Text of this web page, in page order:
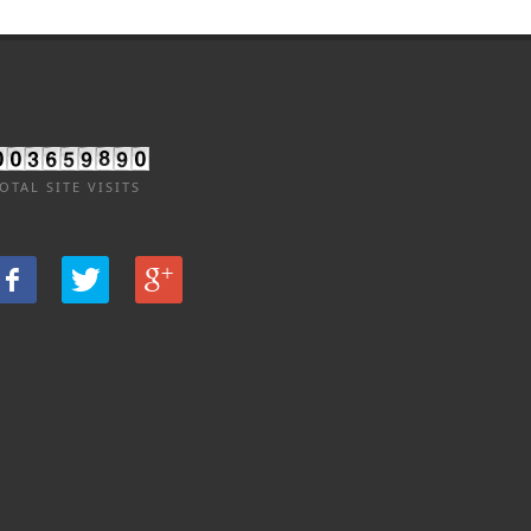
SITE VISITS